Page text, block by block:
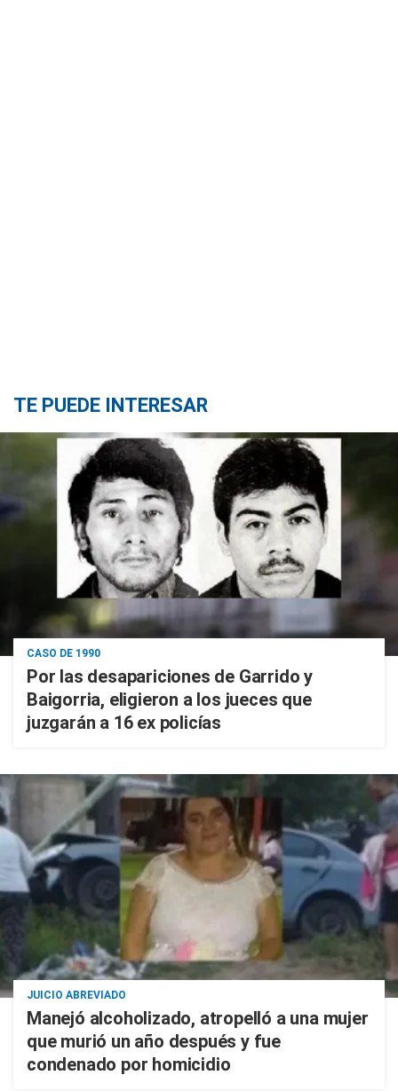
TE PUEDE INTERESAR
CASO DE 1990
Por las desapariciones de Garrido y
Baigorria, eligieron a los jueces que
juzgarán a 16 ex policías
JUICIO ABREVIADO
Manejó alcoholizado, atropelló a una mujer
que murió un año después y fue
condenado por homicidio